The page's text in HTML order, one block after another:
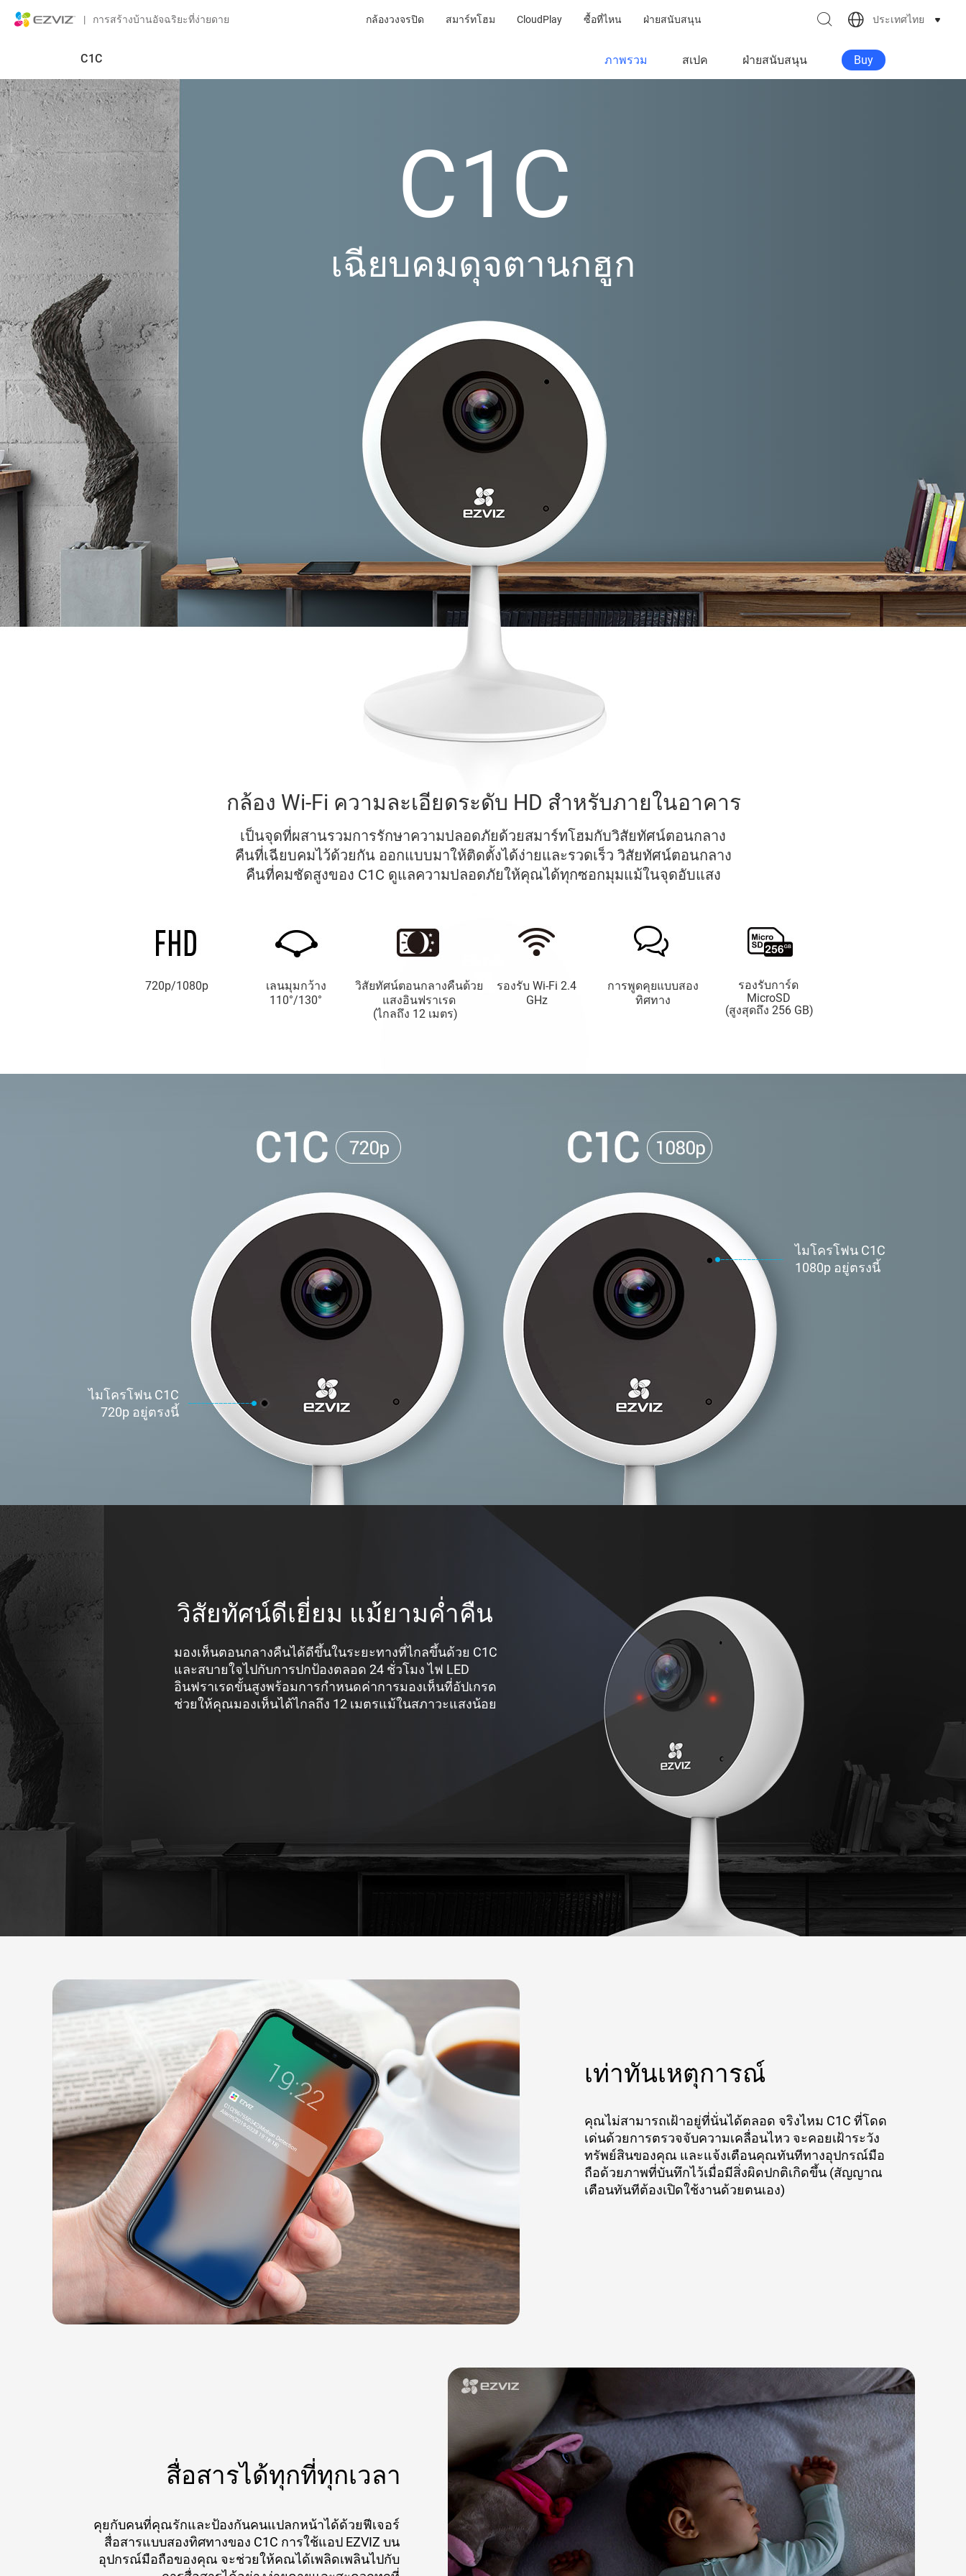
| การสร้างบ้านอัจฉริยะที่ง่ายดาย กล้องวงจรปิด สมาร์ทโฮม CloudPlay ซื้อที่ไหน ฝ่ายสนับสนุน ประเทศไทย
ภาพรวม สเปค ฝ่ายสนับสนุน Buy
C1C
C1C
เฉียบคมดุจตานกฮูก
กล้อง Wi-Fi ความละเอียดระดับ HD สำหรับภายในอาคาร
เป็นจุดที่ผสานรวมการรักษาความปลอดภัยด้วยสมาร์ทโฮมกับวิสัยทัศน์ตอนกลาง
คืนที่เฉียบคมไว้ด้วยกัน ออกแบบมาให้ติดตั้งได้ง่ายและรวดเร็ว วิสัยทัศน์ตอนกลาง
คืนที่คมชัดสูงของ C1C ดูแลความปลอดภัยให้คุณได้ทุกซอกมุมแม้ในจุดอับแสง
720p/1080p
เลนมุมกว้าง
110°/130°
รองรับ Wi-Fi 2.4
GHz
วิสัยทัศน์ตอนกลางคืนด้วย
แสงอินฟราเรด
การพูดคุยแบบสอง
ทิศทาง
รองรับการ์ด
MicroSD
(สูงสุดถึง 256 GB)
(ไกลถึง 12 เมตร)
ไมโครโฟน C1C
720p อยู่ตรงนี้
ไมโครโฟน C1C
1080p อยู่ตรงนี้
มองเห็นตอนกลางคืนได้ดีขึ้นในระยะทางที่ไกลขึ้นด้วย C1C
และสบายใจไปกับการปกป้องตลอด 24 ชั่วโมง ไฟ LED
อินฟราเรดขั้นสูงพร้อมการกำหนดค่าการมองเห็นที่อัปเกรด
ช่วยให้คุณมองเห็นได้ไกลถึง 12 เมตรแม้ในสภาวะแสงน้อย
วิสัยทัศน์ดีเยี่ยม แม้ยามค่ำคืน
เท่าทันเหตุการณ์
คุณไม่สามารถเฝ้าอยู่ที่นั่นได้ตลอด จริงไหม C1C ที่โดด
เด่นด้วยการตรวจจับความเคลื่อนไหว จะคอยเฝ้าระวัง
ทรัพย์สินของคุณ และแจ้งเตือนคุณทันทีทางอุปกรณ์มือ
ถือด้วยภาพที่บันทึกไว้เมื่อมีสิ่งผิดปกติเกิดขึ้น (สัญญาณ
เตือนทันทีต้องเปิดใช้งานด้วยตนเอง)
สื่อสารได้ทุกที่ทุกเวลา
คุยกับคนที่คุณรักและป้องกันคนแปลกหน้าได้ด้วยฟีเจอร์
สื่อสารแบบสองทิศทางของ C1C การใช้แอป EZVIZ บน
อุปกรณ์มือถือของคุณ จะช่วยให้คณได้เพลิดเพลินไปกับ